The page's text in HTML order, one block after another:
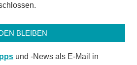
BLEIBEN
und -News als E-Mail in